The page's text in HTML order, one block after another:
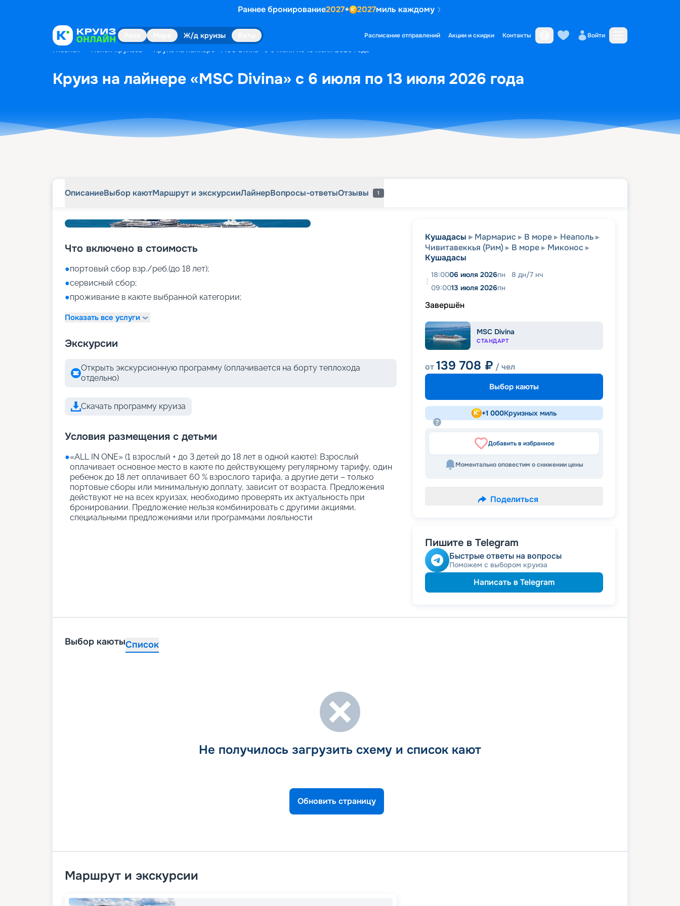
Раннее бронирование2027+ 2027миль каждому
Ж/д круизы Расписание отправлений Акции и скидки Контакты Войти
Главная Поиск круизов Круиз на лайнере «MSC Divina» с 6 июля по 13 июля 2026 года
Круиз на лайнере «MSC Divina» с 6 июля по 13 июля 2026 года
ОписаниеВыбор каютМаршрут и экскурсииЛайнерВопросы-ответыОтзывы 1
Что включено в стоимость
●портовый сбор взр./реб.(до 18 лет);
●сервисный сбор;
●проживание в каюте выбранной категории;
Показать все услуги
Экскурсии
Открыть экскурсионную программу (оплачивается на борту теплохода
отдельно)
Скачать программу круиза
Условия размещения с детьми
●«АLL IN ONE» (1 взрослый + до 3 детей до 18 лет в одной каюте): Взрослый
оплачивает основное место в каюте по действующему регулярному тарифу, один
ребенок до 18 лет оплачивает 60 % взрослого тарифа, а другие дети – только
портовые сборы или минимальную доплату, зависит от возраста. Предложения
действуют не на всех круизах, необходимо проверять их актуальность при
бронировании. Предложение нельзя комбинировать с другими акциями,
специальными предложениями или программами лояльности
Кушадасы Мармарис В море
Неаполь
Чивитавеккья (Рим)
В море
Миконос
Кушадасы
18:0006 июля 2026пн 8 дн/7 нч
09:0013 июля 2026пн
Завершён
MSC Divina
СТАНДАРТ
от139 708 ₽ / чел
Выбор каюты
+1 000Круизных миль
Добавить в избранное
Моментально оповестим о снижении цены
Поделиться
Пишите в Telegram
Быстрые ответы на вопросы
Поможем с выбором круиза
Написать в Telegram
Выбор каютыСписок
Не получилось загрузить схему и список кают
Обновить страницу
Маршрут и экскурсии